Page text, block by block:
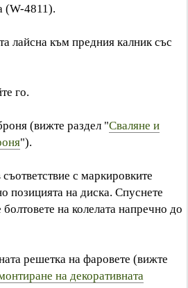
(W-4811).
лайсна към предния калник със
го.
(вижте раздел "Сваляне и
").
с маркировките
позицията на диска. Спуснете
на колелата напречно до
решетка на фаровете (вижте
на декоративната